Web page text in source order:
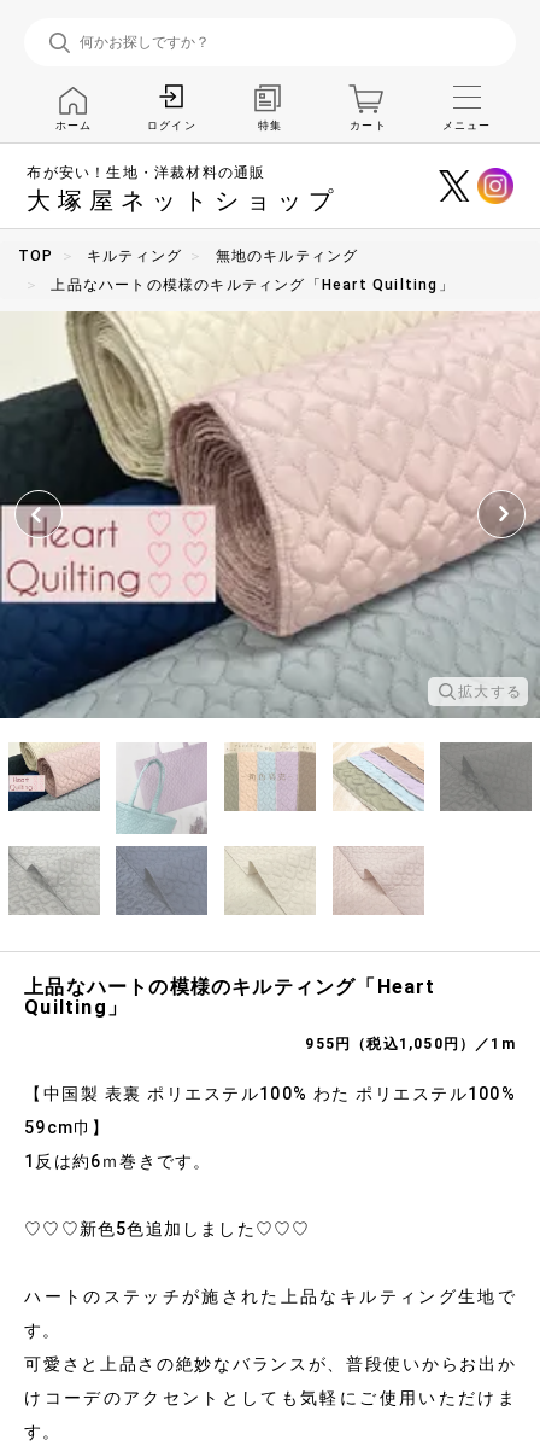
布が安い！生地・洋裁材料の通販
大塚屋ネットショップ
ホーム ログイン 特集 カート メニュー
TOP キルティング
無地のキルティング
上品なハートの模様のキルティング「Heart Quilting」
拡大する
上品なハートの模様のキルティング「Heart
Quilting」
955円（税込1,050円）／1m
【中国製 表裏 ポリエステル100% わた ポリエステル100%
59cm巾】
1反は約6ｍ巻きです。
♡♡♡新色5色追加しました♡♡♡
ハートのステッチが施された上品なキルティング生地で
す。
可愛さと上品さの絶妙なバランスが、普段使いからお出か
けコーデのアクセントとしても気軽にご使用いただけま
す。